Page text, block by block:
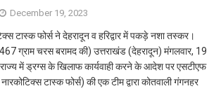
December 19, 2023
टास्क फोर्स ने देहरादून व हरिद्वार में पकड़े नशा तस्कर।
ग्राम चरस बरामद की) उत्तराखंड (देहरादून) मंगलवार, 19
में ड्रग्स के खिलाफ कार्यवाही करने के आदेश पर एसटीएफ
टास्क फोर्स) की एक टीम द्वारा कोतवाली गंगनहर